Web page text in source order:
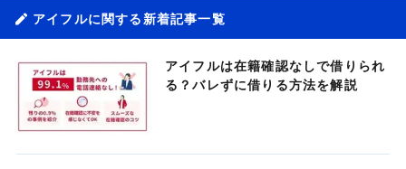
アイフルに関する新着記事一覧
アイフルは在籍確認なしで借りられ
る？バレずに借りる方法を解説